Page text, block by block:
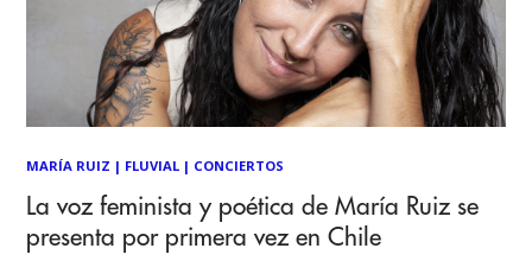
MARÍA RUIZ | FLUVIAL | CONCIERTOS
La voz feminista y poética de María Ruiz se
presenta por primera vez en Chile